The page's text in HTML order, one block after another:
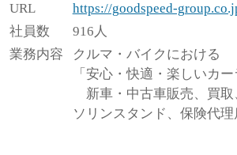
URL
https://goodspeed-
社員数
916人
業務内容
クルマ・バイクにおける
「安心・快適・楽しいカ
新⾞・中古⾞販売、買取
ソリンスタンド、保険代